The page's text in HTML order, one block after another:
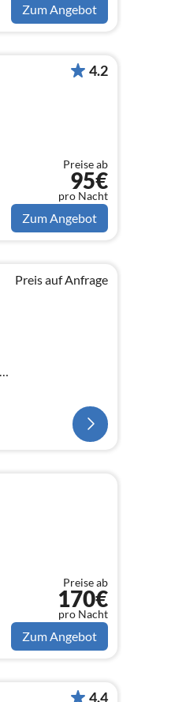
Zum Angebot
4.2
Preise ab
95€
pro Nacht
Zum Angebot
Preis auf Anfrage
Preise ab
170€
pro Nacht
Zum Angebot
4.4